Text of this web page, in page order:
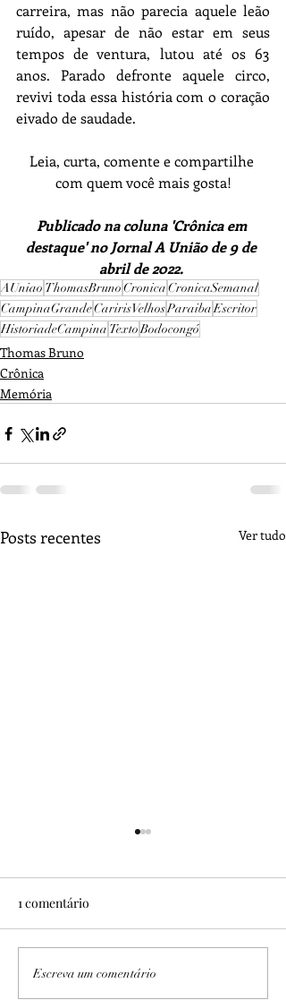
carreira, mas não parecia aquele leão
ruído, apesar de não estar em seus
tempos de ventura, lutou até os 63
anos. Parado defronte aquele circo,
revivi toda essa história com o coração
eivado de saudade.
Leia, curta, comente e compartilhe
com quem você mais gosta!
Publicado na coluna 'Crônica em
destaque' no Jornal A União de 9 de
abril de 2022.
AUniao ThomasBrunoCronicaCronicaSemanal
CampinaGrandeCaririsVelhosParaibaEscritor
HistoriadeCampina TextoBodocongó
Thomas Bruno
Crônica
Memória
Posts recentes Ver tudo
1 comentário
Escreva um comentário